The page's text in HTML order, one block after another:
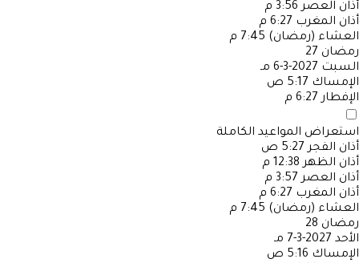
أذان العصر 3:56 م
أذان المغرب 6:27 م
العشاء (رمضان) 7:45 م
رمضان 27
السبت 2027-3-6 مـ
الإمساك 5:17 ص
الإفطار 6:27 م
استعراض المواعيد الكاملة
أذان الفجر 5:27 ص
أذان الظهر 12:38 م
أذان العصر 3:57 م
أذان المغرب 6:27 م
العشاء (رمضان) 7:45 م
رمضان 28
الأحد 2027-3-7 مـ
الإمساك 5:16 ص